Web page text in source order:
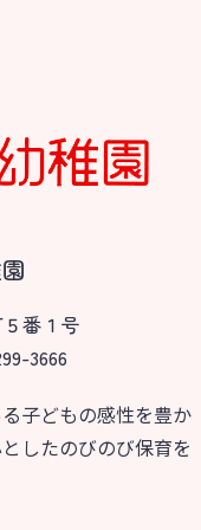
番１号
3666
子どもの感性を豊か
したのびのび保育を